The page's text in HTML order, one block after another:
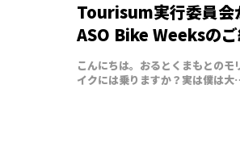
Tourisum実行委員会
ASO Bike Weeksのご
こんにちは。おるとくまもとのモ
イクには乗りますか？実は僕は